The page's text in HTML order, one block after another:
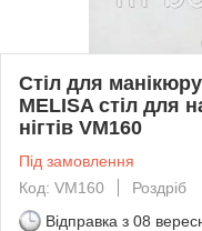
Стіл для
MELISA стіл для
нігтів VM160
Під замовлення
Код: VM160
Роздріб
Відправка з 08